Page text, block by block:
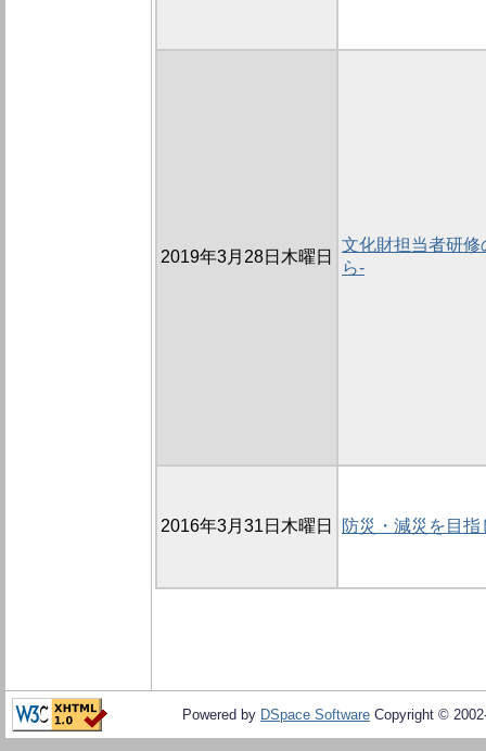
2019年3月28日木曜日
文化財担当者研
ら-
2016年3月31日木曜日 防災・減災を目
Powered by DSpace Software Copyright ©